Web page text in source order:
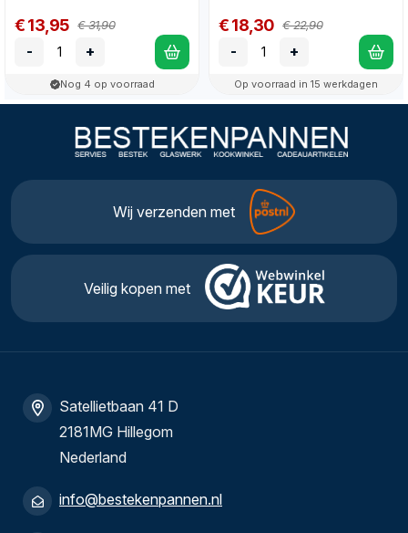
€ 13,95 € 31,90
- +
Nog 4 op voorraad
€ 18,30 € 22,90
- +
Op voorraad in 15 werkdagen
Wij verzenden met
Veilig kopen met
Satellietbaan 41 D
2181MG Hillegom
Nederland
info@bestekenpannen.nl